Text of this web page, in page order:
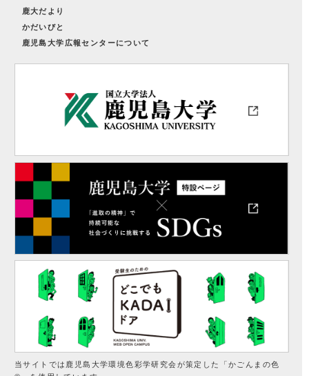
鹿大だより
かだいびと
鹿児島大学広報センターについて
当サイトでは鹿児島大学環境色彩学研究会が策定した「かごんまの色